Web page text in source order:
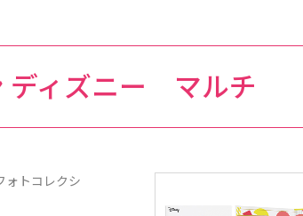
ディズニー マルチ
ォトコレクシ